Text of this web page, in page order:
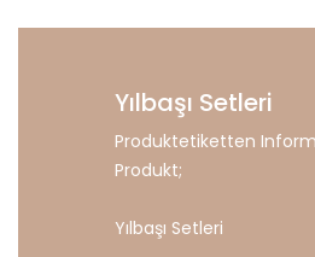
Yılbaşı Setleri
Produktetiketten
Produkt;
Yılbaşı Setleri